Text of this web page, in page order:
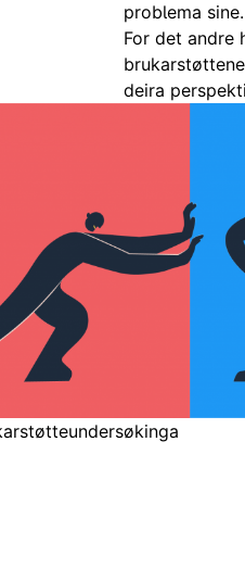
problema sine.
For det andre
brukarstøttene
deira